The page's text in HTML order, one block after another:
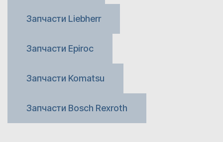
Запчасти Liebherr
Запчасти Epiroc
Запчасти Komatsu
Запчасти Bosch Rexroth